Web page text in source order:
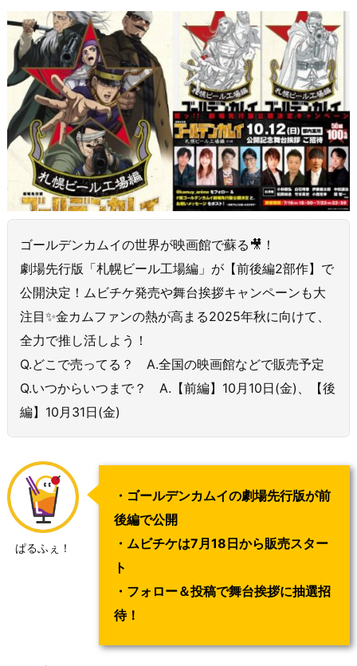
ゴールデンカムイの世界が映画館で蘇る🎥！
劇場先行版「札幌ビール工場編」が【前後編2部作】で
公開決定！ムビチケ発売や舞台挨拶キャンペーンも大
注目✨金カムファンの熱が高まる2025年秋に向けて、
全力で推し活しよう！
Q.どこで売ってる？ A.全国の映画館などで販売予定
Q.いつからいつまで？ A.【前編】10月10日(金)、【後
編】10月31日(金)
ぱるふぇ！
・ゴールデンカムイの劇場先行版が前
後編で公開
・ムビチケは7月18日から販売スター
ト
・フォロー＆投稿で舞台挨拶に抽選招
待！